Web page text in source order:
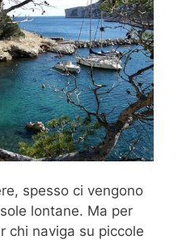
spesso ci vengono
lontane. Ma per
chi naviga su piccole